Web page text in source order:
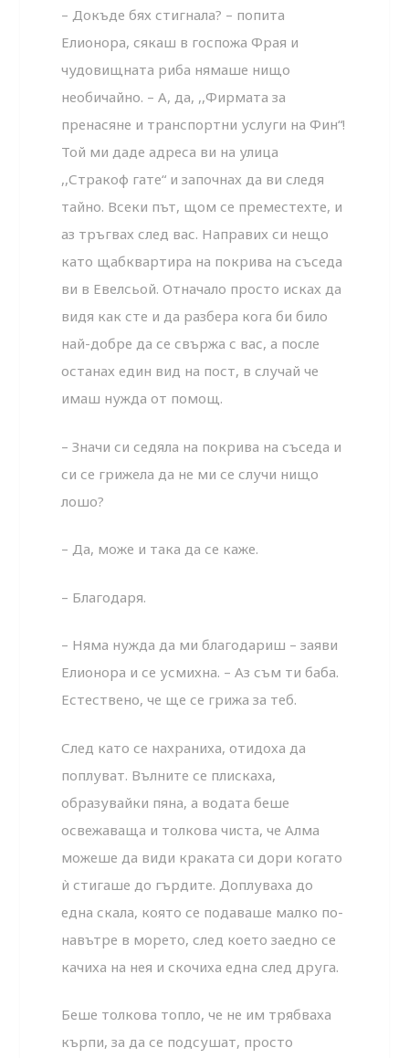
– Докъде бях стигнала? – попита
Елионора, сякаш в госпожа Фрая и
чудовищната риба нямаше нищо
необичайно. – А, да, ,,Фирмата за
пренасяне и транспортни услуги на Фин“!
Той ми даде адреса ви на улица
,,Стракоф гате“ и започнах да ви следя
тайно. Всеки път, щом се преместехте, и
аз тръгвах след вас. Направих си нещо
като щабквартира на покрива на съседа
ви в Евелсьой. Отначало просто исках да
видя как сте и да разбера кога би било
най-добре да се свържа с вас, а после
останах един вид на пост, в случай че
имаш нужда от помощ.
– Значи си седяла на покрива на съседа и
си се грижела да не ми се случи нищо
лошо?
– Да, може и така да се каже.
– Благодаря.
– Няма нужда да ми благодариш – заяви
Елионора и се усмихна. – Аз съм ти баба.
Естествено, че ще се грижа за теб.
След като се нахраниха, отидоха да
поплуват. Вълните се плискаха,
образувайки пяна, а водата беше
освежаваща и толкова чиста, че Алма
можеше да види краката си дори когато
ѝ стигаше до гърдите. Доплуваха до
една скала, която се подаваше малко по-
навътре в морето, след което заедно се
качиха на нея и скочиха една след друга.
Беше толкова топло, че не им трябваха
кърпи, за да се подсушат, просто